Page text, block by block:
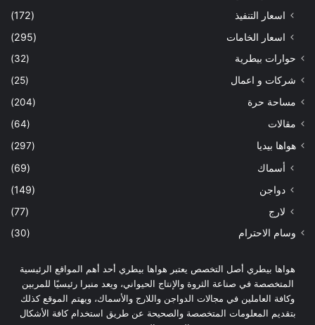
اسعار التنفيذ
(172)
اسعار الخامات
(295)
حوارات بيطرية
(32)
شركات و اعمال
(25)
مساحة حرة
(204)
مقالات
(64)
هواها بيديا
(297)
أسماك
(69)
دواجن
(149)
لارج
(77)
وسام الاحترام (30)
هواها بيطري أصل التخصص يعتبر هواها بيطري أحد أهم المواقع الرئيسية
المتخصصة في صناعة الثروة والإنتاج الحيواني، ويعد منبرا رئيسيًا للمربين
وكافة العاملين في مجالات الدواجن واللارج والأسماك، ويهتم الموقع كذلك
بتقديم المعلومات المتخصصة والصحيحة عن طريق استخدام كافة الأشكال